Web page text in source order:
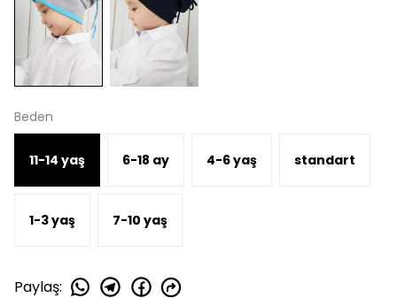
Beden
11-14 yaş 6-18 ay 4-6 yaş standart
1-3 yaş 7-10 yaş
Paylaş: